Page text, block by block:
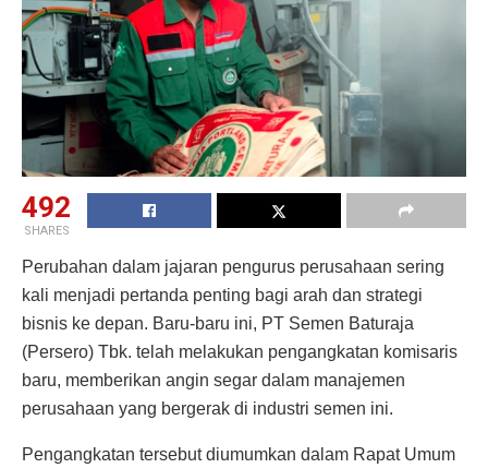
492
SHARES
Perubahan dalam jajaran pengurus perusahaan sering
kali menjadi pertanda penting bagi arah dan strategi
bisnis ke depan. Baru-baru ini, PT Semen Baturaja
(Persero) Tbk. telah melakukan pengangkatan komisaris
baru, memberikan angin segar dalam manajemen
perusahaan yang bergerak di industri semen ini.
Pengangkatan tersebut diumumkan dalam Rapat Umum